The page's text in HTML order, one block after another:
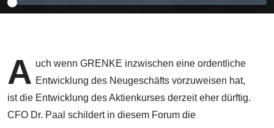
A uch wenn GRENKE inzwischen eine ordentliche
Entwicklung des Neugeschäfts vorzuweisen hat,
ist die Entwicklung des Aktienkurses derzeit eher dürftig.
CFO Dr. Paal schildert in diesem Forum die